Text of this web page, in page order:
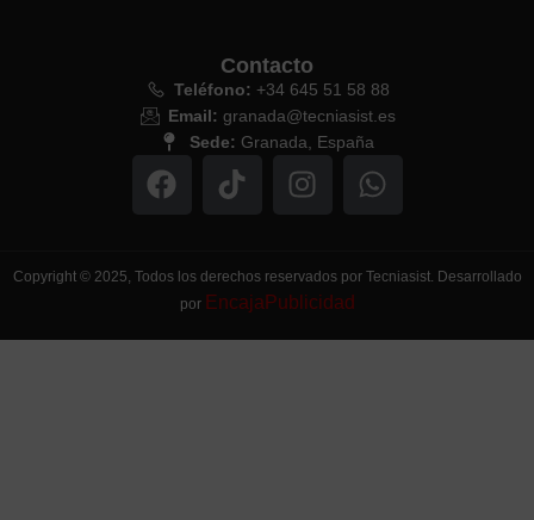
Contacto
Teléfono: +34 645 51 58 88
Email: granada@tecniasist.es
Sede: Granada, España
Copyright © 2025, Todos los derechos reservados por Tecniasist. Desarrollado
por EncajaPublicidad